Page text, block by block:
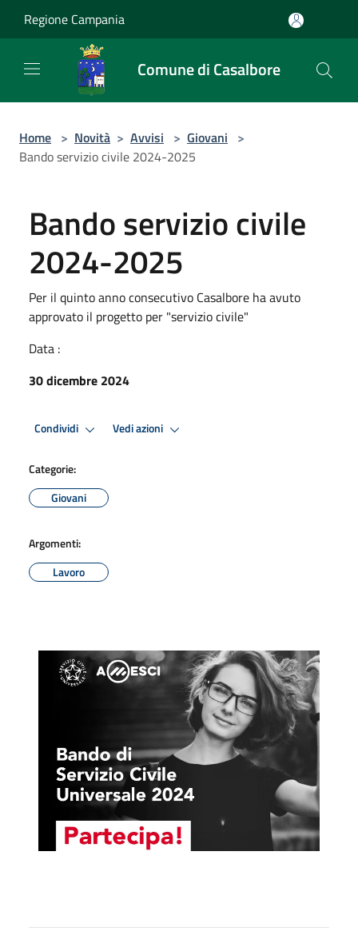
Regione Campania
Comune di Casalbore
Home > Novità > Avvisi > Giovani >
Bando servizio civile 2024-2025
Bando servizio civile
2024-2025
Per il quinto anno consecutivo Casalbore ha avuto
approvato il progetto per "servizio civile"
Data :
30 dicembre 2024
Condividi Vedi azioni
Categorie:
Giovani
Argomenti:
Lavoro